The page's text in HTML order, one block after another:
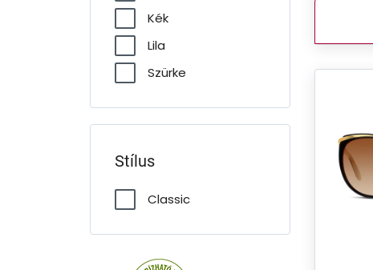
Kék
Lila
Szürke
Stílus
Classic